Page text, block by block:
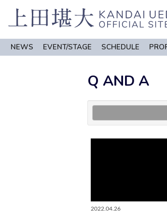
NEWS EVENT/STAGE SCHEDULE
Q AND A
2022.04.26